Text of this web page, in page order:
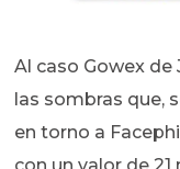
Al caso Gowex de
las sombras que,
en torno a